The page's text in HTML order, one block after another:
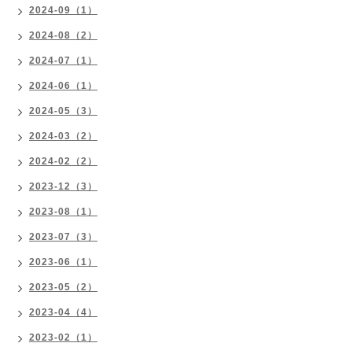
2024-09（1）
2024-08（2）
2024-07（1）
2024-06（1）
2024-05（3）
2024-03（2）
2024-02（2）
2023-12（3）
2023-08（1）
2023-07（3）
2023-06（1）
2023-05（2）
2023-04（4）
2023-02（1）